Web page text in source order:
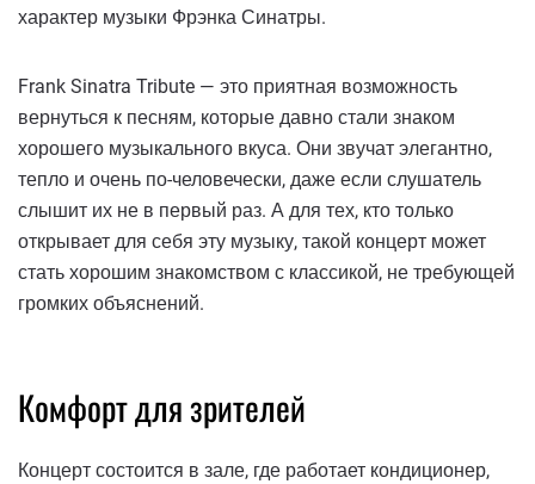
характер музыки Фрэнка Синатры.
Frank Sinatra Tribute — это приятная возможность
вернуться к песням, которые давно стали знаком
хорошего музыкального вкуса. Они звучат элегантно,
тепло и очень по-человечески, даже если слушатель
слышит их не в первый раз. А для тех, кто только
открывает для себя эту музыку, такой концерт может
стать хорошим знакомством с классикой, не требующей
громких объяснений.
Комфорт для зрителей
Концерт состоится в зале, где работает кондиционер,